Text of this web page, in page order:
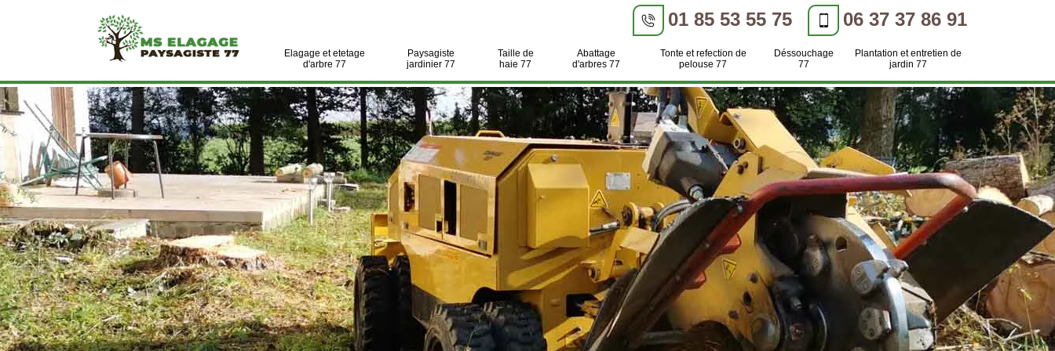
01 85 53 55 75 06 37 37 86 91
Elagage et etetage
d'arbre 77
Paysagiste
jardinier 77
Taille de
haie 77
Abattage
d'arbres 77
Tonte et refection de
pelouse 77
Déssouchage
77
Plantation et entretien de
jardin 77